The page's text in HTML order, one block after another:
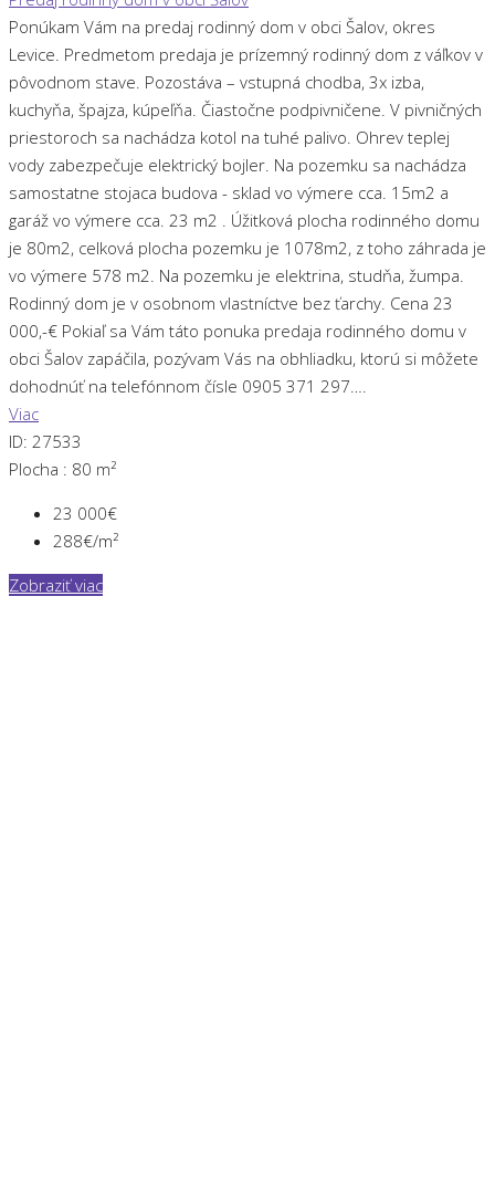
Ponúkam Vám na predaj rodinný dom v obci Šalov, okres
Levice. Predmetom predaja je prízemný rodinný dom z váľkov v
pôvodnom stave. Pozostáva – vstupná chodba, 3x izba,
kuchyňa, špajza, kúpeľňa. Čiastočne podpivničene. V pivničných
priestoroch sa nachádza kotol na tuhé palivo. Ohrev teplej
vody zabezpečuje elektrický bojler. Na pozemku sa nachádza
samostatne stojaca budova - sklad vo výmere cca. 15m2 a
garáž vo výmere cca. 23 m2 . Úžitková plocha rodinného domu
je 80m2, celková plocha pozemku je 1078m2, z toho záhrada je
vo výmere 578 m2. Na pozemku je elektrina, studňa, žumpa.
Rodinný dom je v osobnom vlastníctve bez ťarchy. Cena 23
000,-€ Pokiaľ sa Vám táto ponuka predaja rodinného domu v
obci Šalov zapáčila, pozývam Vás na obhliadku, ktorú si môžete
dohodnúť na telefónnom čísle 0905 371 297….
Viac
ID: 27533
Plocha : 80 m²
23 000€
288€/m²
Zobraziť viac